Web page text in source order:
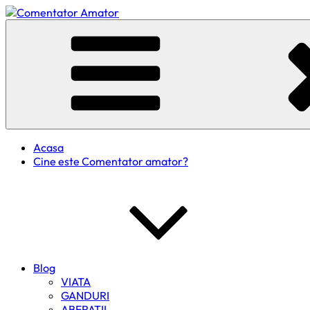
Skip
to
Comentator Amator
Acasa
Cine este Comentator amator?
Blog
VIATA
GANDURI